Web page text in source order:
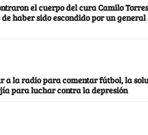
el cuerpo del cura Camilo
de haber sido escondido por un general
a la radio para comentar fútbol, la
para luchar contra la depresión